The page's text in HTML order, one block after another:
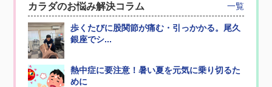
カラダのお悩み解決コラム 一覧
歩くたびに股関節が痛む・引っかかる。尾久
銀座でシ...
熱中症に要注意！暑い夏を元気に乗り切るた
めに